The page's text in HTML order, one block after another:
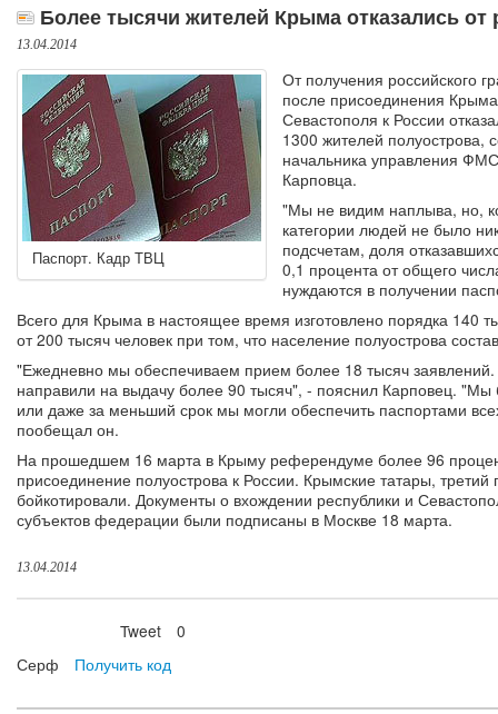
Более тысячи жителей Крыма отказались от
13.04.2014
Паспорт. Кадр ТВЦ
От получения российского
после присоединения
Севастополя к России
1300 жителей полуострова,
начальника управления
Карповца.
"Мы не видим наплыва, но,
категории людей не было
подсчетам, доля
0,1 процента от общего
нуждаются в получении
Всего для Крыма в настоящее время изготовлено порядка 140
от 200 тысяч человек при том, что население полуострова
"Ежедневно мы обеспечиваем прием более 18 тысяч
направили на выдачу более 90 тысяч", - пояснил Карповец.
или даже за меньший срок мы могли обеспечить паспортами
пообещал он.
На прошедшем 16 марта в Крыму референдуме более 96
присоединение полуострова к России. Крымские татары,
бойкотировали. Документы о вхождении республики и
субъектов федерации были подписаны в Москве 18 марта.
13.04.2014
Tweet
0
Серф
Получить код